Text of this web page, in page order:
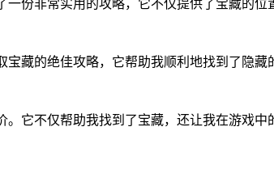
份非常实用的攻略，它不仅提供了宝藏的
藏的绝佳攻略，它帮助我顺利地找到了隐
它不仅帮助我找到了宝藏，还让我在游戏